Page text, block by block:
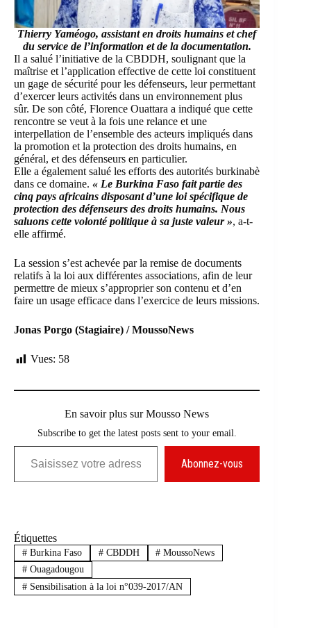
Thierry Yaméogo, assistant en droits humains et chef
du service de l’information et de la documentation.
Il a salué l’initiative de la CBDDH, soulignant que la
maîtrise et l’application effective de cette loi constituent
un gage de sécurité pour les défenseurs, leur permettant
d’exercer leurs activités dans un environnement plus
sûr. De son côté, Florence Ouattara a indiqué que cette
rencontre se veut à la fois une relance et une
interpellation de l’ensemble des acteurs impliqués dans
la promotion et la protection des droits humains, en
général, et des défenseurs en particulier.
Elle a également salué les efforts des autorités burkinabè
dans ce domaine. « Le Burkina Faso fait partie des
cinq pays africains disposant d’une loi spécifique de
protection des défenseurs des droits humains. Nous
saluons cette volonté politique à sa juste valeur », a-t-
elle affirmé.
La session s’est achevée par la remise de documents
relatifs à la loi aux différentes associations, afin de leur
permettre de mieux s’approprier son contenu et d’en
faire un usage efficace dans l’exercice de leurs missions.
Jonas Porgo (Stagiaire) / MoussoNews
Vues: 58
En savoir plus sur Mousso News
Subscribe to get the latest posts sent to your email.
Saisissez votre adresse e-mail…
Abonnez-vous
Étiquettes
#Burkina Faso #CBDDH # MoussoNews
#Ouagadougou
#Sensibilisation à la loi n°039-2017/AN